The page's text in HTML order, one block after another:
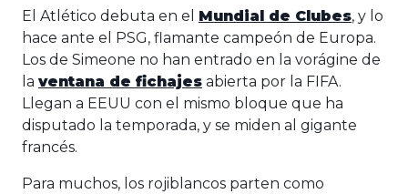
El Atlético debuta en el Mundial de Clubes, y lo
hace ante el PSG, flamante campeón de Europa.
Los de Simeone no han entrado en la vorágine de
la ventana de fichajes abierta por la FIFA.
Llegan a EEUU con el mismo bloque que ha
disputado la temporada, y se miden al gigante
francés.
Para muchos, los rojiblancos parten como